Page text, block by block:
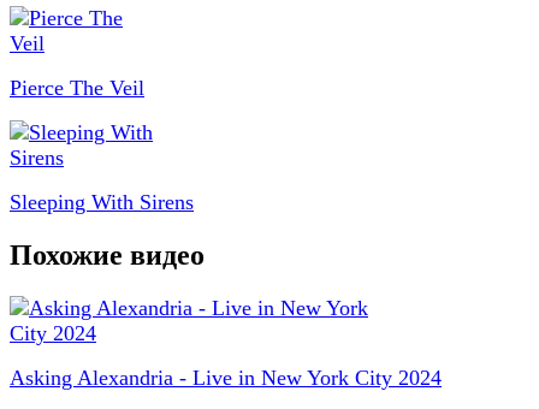
Pierce The Veil
Sleeping With Sirens
Похожие видео
Asking Alexandria - Live in New York City 2024